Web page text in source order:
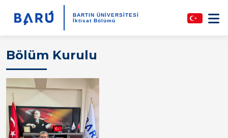
BARTIN ÜNİVERSİTESİ
İktisat Bölümü
Bölüm Kurulu